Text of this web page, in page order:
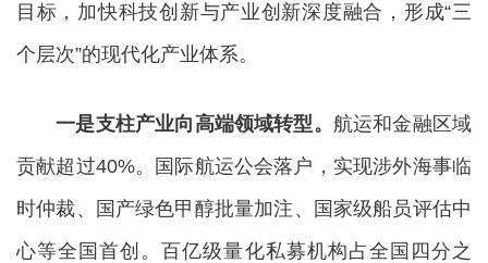
目标，加快科技创新与产业创新深度融合，形成“三
个层次”的现代化产业体系。
一是支柱产业向高端领域转型。 航运和金融区域
贡献超过40%。国际航运公会落户，实现涉外海事临
时仲裁、国产绿色甲醇批量加注、国家级船员评估中
心等全国首创。百亿级量化私募机构占全国四分之